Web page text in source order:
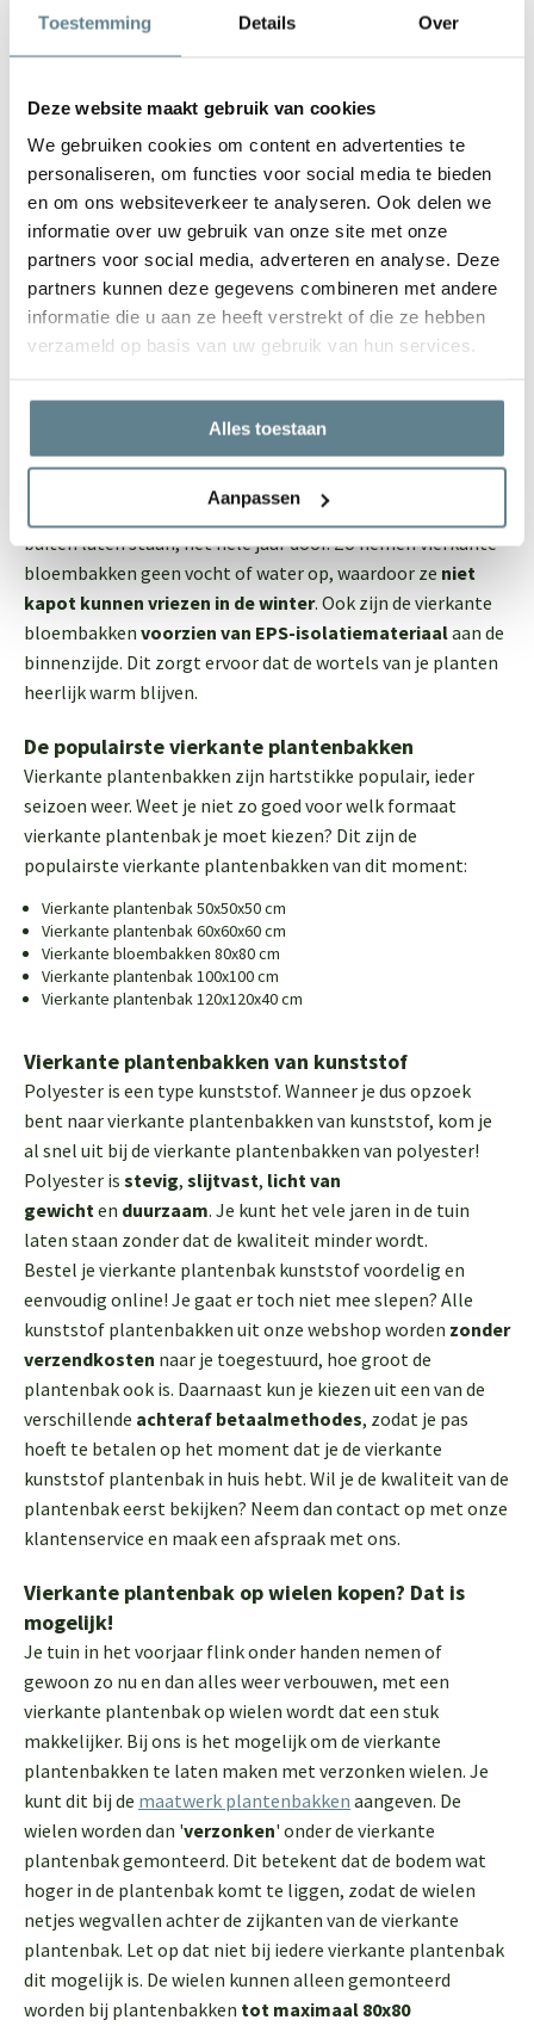
Toestemming Details Over
Deze website maakt gebruik van cookies
We gebruiken cookies om content en advertenties te
personaliseren, om functies voor social media te bieden
en om ons websiteverkeer te analyseren. Ook delen we
informatie over uw gebruik van onze site met onze
partners voor social media, adverteren en analyse. Deze
partners kunnen deze gegevens combineren met andere
informatie die u aan ze heeft verstrekt of die ze hebben
verzameld op basis van uw gebruik van hun services.
Alles toestaan
Aanpassen
Polyesterplantenbakken.nl zijn volledig vervaardigd uit
vierkante plantenbakken ondergaan debakken een
exemplaar in de tuin staan!
De vierkante polyester bloembakken en plantenbakken
kun je zelf eenvoudig in de tuin plaatsen. Hoe groot de
vierkante plantenbak ook is, dankzij het gebruik van de
polyester is hijlicht van gewicht . Zo weegt bijvoorbeeld
een grote vierkante plantenbak 100x100x40 cm ongeveer
10 kg! Eenmaal gevuld met potgrond en planten komt hij
Laat je vierkante bloembakken het hele jaar
buiten staan!
. Je kunt de vierkante bloembakken
buiten laten staan, het hele jaar door. Zo nemen vierkante
bloembakken geen vocht of water op, waardoor ze niet
kapot kunnen vriezen in de winter. Ook zijn de vierkante
bloembakken voorzien van EPS-isolatiemateriaalaan de
binnenzijde. Dit zorgt ervoor dat de wortels van je planten
heerlijk warm blijven.
De populairste vierkante plantenbakken
Vierkante plantenbakken zijn hartstikke populair, ieder
seizoen weer. Weet je niet zo goed voor welk formaat
vierkante plantenbak je moet kiezen? Dit zijn de
populairste vierkante plantenbakken van dit moment:
Vierkante plantenbak 50x50x50 cm
Vierkante plantenbak 60x60x60 cm
Vierkante bloembakken 80x80 cm
Vierkante plantenbak 100x100 cm
Vierkante plantenbak 120x120x40 cm
Vierkante plantenbakken van kunststof
Polyester is een type kunststof. Wanneer je dus opzoek
bent naar vierkante plantenbakken van kunststof, kom je
al snel uit bij de vierkante plantenbakken van polyester!
Polyester is stevig, slijtvast, licht van
gewichten duurzaam. Je kunt het vele jaren in de tuin
laten staan zonder dat de kwaliteit minder wordt.
Bestel je vierkante plantenbak kunststof voordelig en
eenvoudig online! Je gaat er toch niet mee slepen? Alle
kunststof plantenbakken uit onze webshop worden zonder
verzendkosten naar je toegestuurd, hoe groot de
plantenbak ook is. Daarnaast kun je kiezen uit een van de
verschillende achteraf betaalmethodes, zodat je pas
hoeft te betalen op het moment dat je de vierkante
kunststof plantenbak in huis hebt. Wil je de kwaliteit van de
plantenbak eerst bekijken? Neem dan contact op met onze
klantenservice en maak een afspraak met ons.
Vierkante plantenbak op wielen kopen? Dat is
mogelijk!
Je tuin in het voorjaar flink onder handen nemen of
gewoon zo nu en dan alles weer verbouwen, met een
vierkante plantenbak op wielen wordt dat een stuk
makkelijker. Bij ons is het mogelijk om de vierkante
plantenbakken te laten maken met verzonken wielen. Je
kunt dit bij de maatwerk plantenbakken aangeven. De
wielen worden dan 'verzonken' onder de vierkante
plantenbak gemonteerd. Dit betekent dat de bodem wat
hoger in de plantenbak komt te liggen, zodat de wielen
netjes wegvallen achter de zijkanten van de vierkante
plantenbak. Let op dat niet bij iedere vierkante plantenbak
dit mogelijk is. De wielen kunnen alleen gemonteerd
worden bij plantenbakken tot maximaal 80x80